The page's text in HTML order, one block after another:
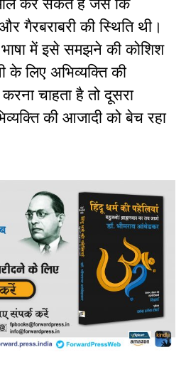
गैरबराबरी की स्थिति थी।
भाषा में इसे समझने की कोशिश
के लिए अभिव्यक्ति की
चाहता है तो दूसरा
की आजादी को बेच रहा